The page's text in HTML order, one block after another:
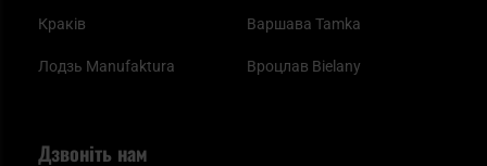
Краків
Лодзь Manufaktura
Варшава Tamka
Вроцлав Bielany
Дзвоніть нам